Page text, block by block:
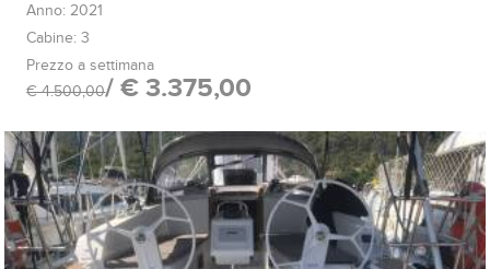
Anno: 2021
Cabine: 3
Prezzo a settimana
€ 4.500,00/ € 3.375,00